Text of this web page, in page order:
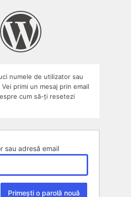
numele de utilizator sau
primi un mesaj prin email
cum să-ți resetezi
sau adresă email